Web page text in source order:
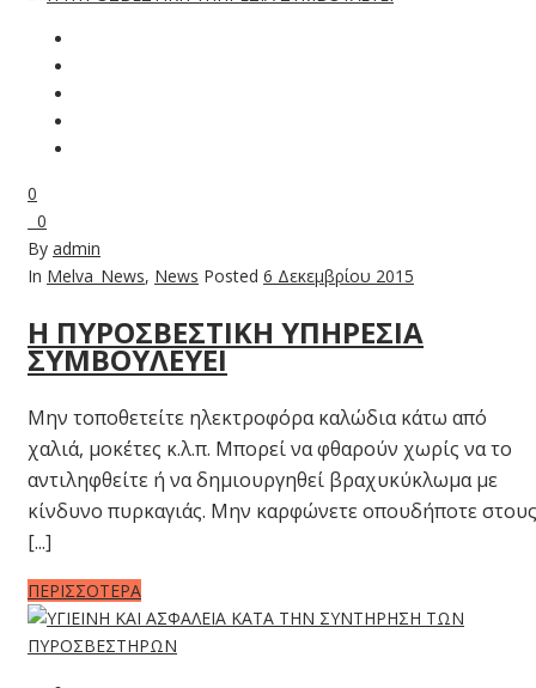
0
0
By admin
In Melva_News, News Posted 6 Δεκεμβρίου 2015
Η ΠΥΡΟΣΒΕΣΤΙΚΗ ΥΠΗΡΕΣΙΑ
ΣΥΜΒΟΥΛΕΥΕΙ
Μην τοποθετείτε ηλεκτροφόρα καλώδια κάτω από
χαλιά, μοκέτες κ.λ.π. Μπορεί να φθαρούν χωρίς να το
αντιληφθείτε ή να δημιουργηθεί βραχυκύκλωμα με
κίνδυνο πυρκαγιάς. Μην καρφώνετε οπουδήποτε στους
[...]
ΠΕΡΙΣΣΟΤΕΡΑ